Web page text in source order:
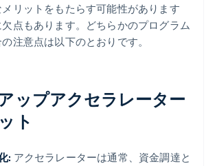
リットをもたらす可能性があります
点もあります。どちらかのプログラム
注意点は以下のとおりです。
ップアクセラレーター
ト
: アクセラレーターは通常、資金調達と